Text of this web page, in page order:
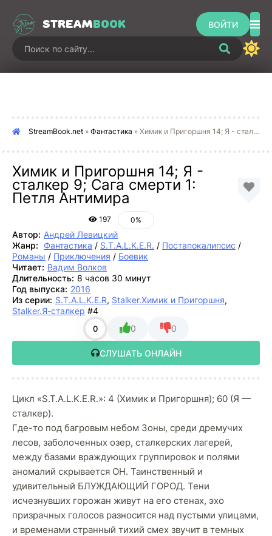
STREAMBOOK ВОЙТИ
StreamBook.net » Фантастика » Химик и Пригоршня 14; Я - сталкер 9; Сага смерти 1: Петля Антимира
Химик и Пригоршня 14; Я -
сталкер 9; Сага смерти 1:
Петля Антимира
197 0%
Автор: Андрей Левицкий
Жанр:
Фантастика / S.T.A.L.K.E.R. / Постапокалипсис /
Романы / Приключения / Боевик
Читает: Вадим Волков
Длительность: 8 часов 30 минут
Год выпуска: 2016
Из серии: S.T.A.L.K.E.R, Stalker.Химик и Пригоршня,
Stalker.Я-сталкер #4
0 0 0
СЛУШАТЬ ОНЛАЙН
Цикл «S.T.A.L.K.E.R.»: 4 (Химик и Пригоршня); 60 (Я —
сталкер).
Где-то под багровым небом Зоны, среди дремучих
лесов, заболоченных озер, сталкерских лагерей,
между базами враждующих группировок и полями
аномалий скрывается ОН. Таинственный и
удивительный БЛУЖДАЮЩИЙ ГОРОД. Тени
исчезнувших горожан живут на его стенах, эхо
призрачных голосов разносится над пустыми улицами,
и временами странный тихий смех звучит в темных